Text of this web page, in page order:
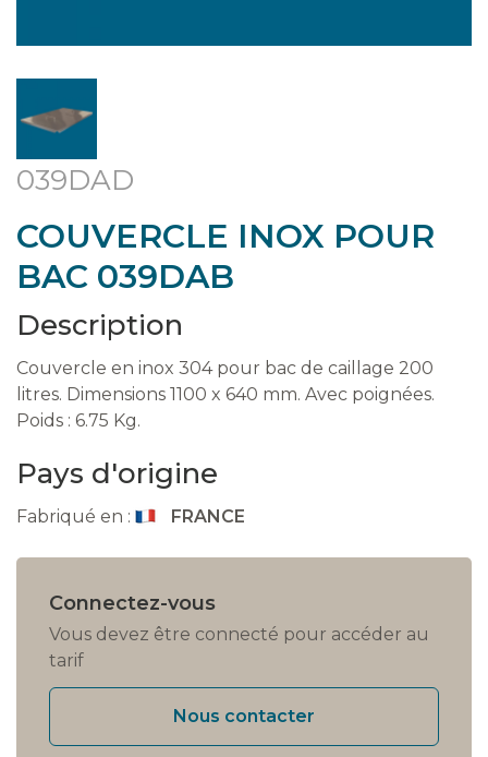
039DAD
COUVERCLE INOX POUR
BAC 039DAB
Description
Couvercle en inox 304 pour bac de caillage 200
litres. Dimensions 1100 x 640 mm. Avec poignées.
Poids : 6.75 Kg.
Pays d'origine
Fabriqué en : FRANCE
Connectez-vous
Vous devez être connecté pour accéder au
tarif
Nous contacter